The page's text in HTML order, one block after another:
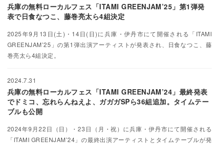
兵庫の無料ローカルフェス「ITAMI GREENJAM’25」第1弾発
表で日食なつこ、藤巻亮太ら4組決定
2025年9月13日(土)・14日(日)に兵庫・伊丹市にて開催される「ITAMI
GREENJAM’25」の第1弾出演アーティストが発表され、日食なつこ、藤
巻亮太ら4組決定。
2024.7.31
兵庫の無料ローカルフェス「ITAMI GREENJAM’24」最終発表
でドミコ、忘れらんねえよ、ガガガSPら36組追加。タイムテー
ブルも公開
2024年9月22日（日）・23日（月・祝）に兵庫・伊丹市にて開催される
「ITAMI GREENJAM’24」の最終出演アーティストとタイムテーブルが発